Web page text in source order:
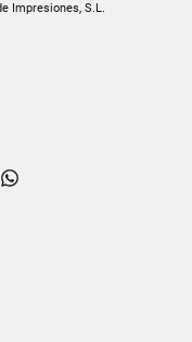
Impresiones, S.L.
Dailymotion